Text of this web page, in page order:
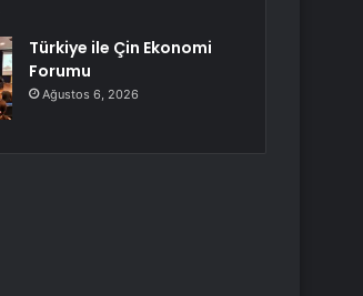
Türkiye ile Çin Ekonomi
Forumu
Ağustos 6, 2026